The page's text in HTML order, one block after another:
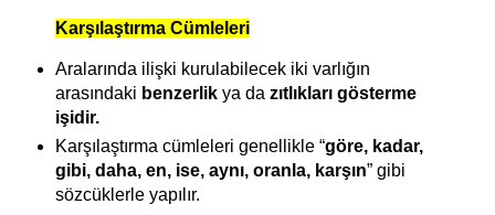
Karşılaştırma Cümleleri
Aralarında ilişki kurulabilecek iki varlığın
arasındaki benzerlikya da zıtlıkları gösterme
işidir.
Karşılaştırma cümleleri genellikle “göre, kadar,
gibi, daha, en, ise, aynı, oranla, karşın” gibi
sözcüklerle yapılır.